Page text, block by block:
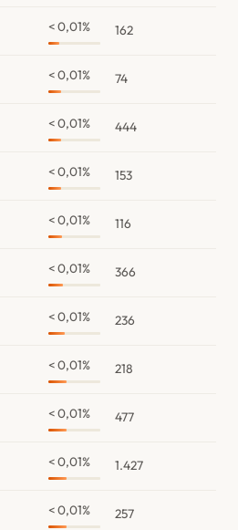
< 0,01% 162
< 0,01% 74
< 0,01% 444
< 0,01% 153
< 0,01% 116
< 0,01% 366
< 0,01% 236
< 0,01% 218
< 0,01% 477
< 0,01% 1.427
< 0,01% 257